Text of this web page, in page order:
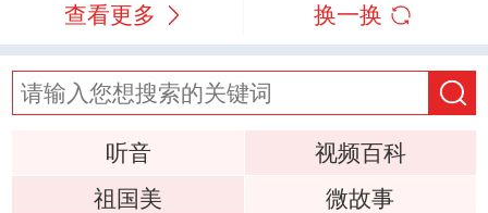
查看更多 换一换
听音
视频百科
祖国美
微故事